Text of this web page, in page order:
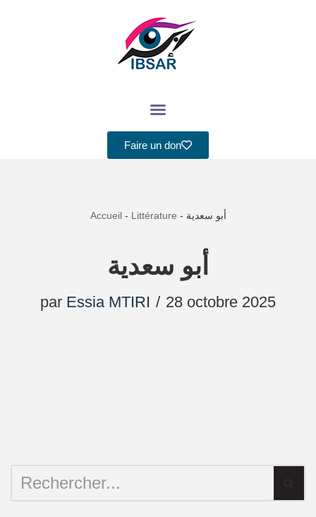
Faire un don
Accueil- Littérature - أبو سعدية
أبو سعدية
par Essia MTIRI 28 octobre 2025